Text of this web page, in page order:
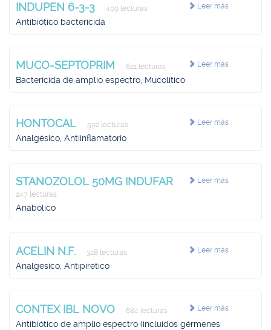
Leer más
INDUPEN 6-3-3 409 lecturas
Antibiótico bactericida
Leer más
MUCO-SEPTOPRIM 621 lecturas
Bactericida de amplio espectro, Mucolítico
Leer más
HONTOCAL 502 lecturas
Analgésico, Antiinflamatorio
Leer más
STANOZOLOL 50MG INDUFAR
247 lecturas
Anabólico
Leer más
ACELIN N.F. 328 lecturas
Analgésico, Antipirético
Leer más
CONTEX IBL NOVO 684 lecturas
Antibiótico de amplio espectro (incluidos gérmenes